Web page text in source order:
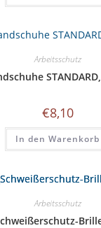
Arbeitsschutz
€8,10
In den Warenkorb
Arbeitsschutz